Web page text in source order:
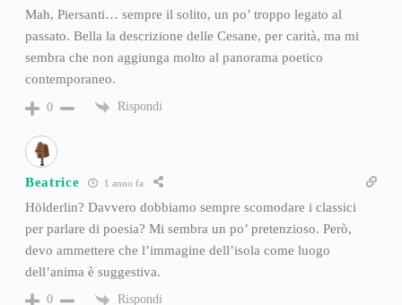
Mah, Piersanti… sempre il solito, un po’ troppo legato al
passato. Bella la descrizione delle Cesane, per carità, ma mi
sembra che non aggiunga molto al panorama poetico
contemporaneo.
0 Rispondi
Beatrice 1 anno fa
Hölderlin? Davvero dobbiamo sempre scomodare i classici
per parlare di poesia? Mi sembra un po’ pretenzioso. Però,
devo ammettere che l’immagine dell’isola come luogo
dell’anima è suggestiva.
0 Rispondi